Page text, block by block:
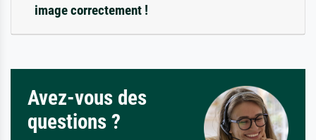
image correctement !
Avez-vous des
questions ?